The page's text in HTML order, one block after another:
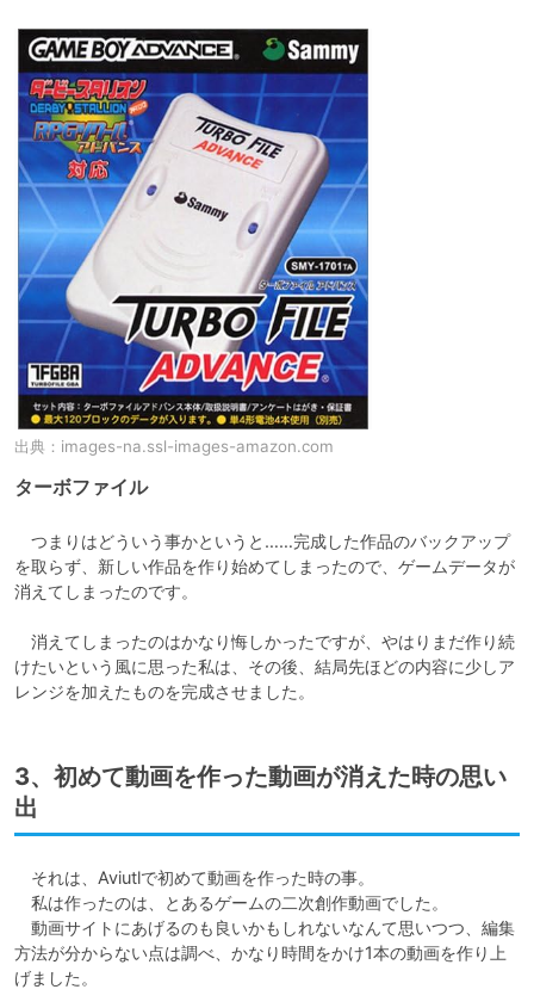
出典： images-na.ssl-images-amazon.com
ターボファイル
つまりはどういう事かというと……完成した作品のバックアップ
を取らず、新しい作品を作り始めてしまったので、ゲームデータが
消えてしまったのです。
消えてしまったのはかなり悔しかったですが、やはりまだ作り続
けたいという風に思った私は、その後、結局先ほどの内容に少しア
レンジを加えたものを完成させました。
3、初めて動画を作った動画が消えた時の思い
出
それは、Aviutlで初めて動画を作った時の事。
私は作ったのは、とあるゲームの二次創作動画でした。
動画サイトにあげるのも良いかもしれないなんて思いつつ、編集
方法が分からない点は調べ、かなり時間をかけ1本の動画を作り上
げました。